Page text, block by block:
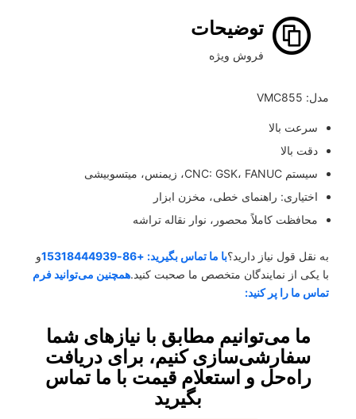
توضیحات
فروش ویژه
مدل: VMC855
سرعت بالا
دقت بالا
سیستم CNC: GSK، FANUC، زیمنس، میتسوبیشی
اختیاری: راهنمای خطی، مخزن ابزار
محافظت کاملاً محصور، نوار نقاله تراشه
به نقل قول نیاز دارید؟با ما تماس بگیرید: +86-15318444939
و
با یکی از نمایندگان متخصص ما صحبت کنید.همچنین می‌توانید فرم
تماس ما را پر کنید:
ما می‌توانیم مطابق با نیازهای شما
سفارشی‌سازی کنیم، برای دریافت
راه‌حل و استعلام قیمت با ما تماس
بگیرید